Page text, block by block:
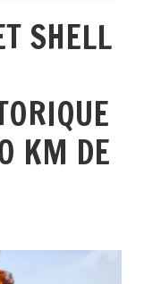
SHELL
KM DE